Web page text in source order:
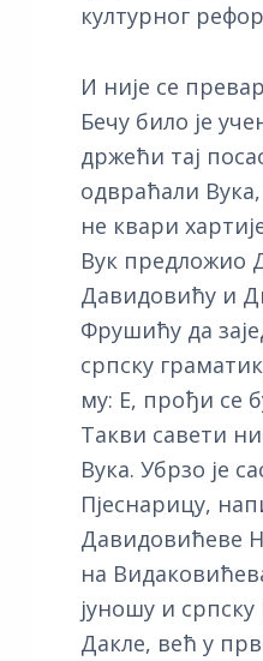
културног
И није се
Бечу било је
држећи тај
одвраћали
не квари
Вук предложио
Давидовићу и
Фрушићу да
српску
му: Е, прођи се
Такви савети
Вука. Убрзо је
Пјеснарицу,
Давидовићеве
на
јуношу и
Дакле, већ у